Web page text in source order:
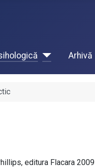
Arhivă
editura Flacara 2009